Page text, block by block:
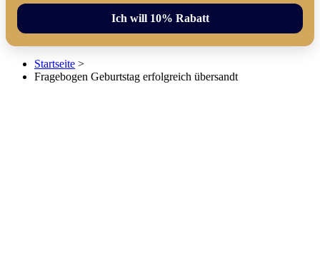
Ich will 10% Rabatt
Startseite >
Fragebogen Geburtstag erfolgreich übersandt